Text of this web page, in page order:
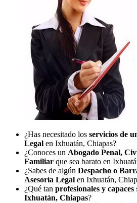
¿Has necesitado los servicios de
Legal en Ixhuatán, Chiapas?
¿Conoces un Abogado Penal,
Familiar que sea barato en
¿Sabes de algún Despacho o
Asesoría Legal en Ixhuatán,
¿Qué tan profesionales y capaces
Ixhuatán, Chiapas?